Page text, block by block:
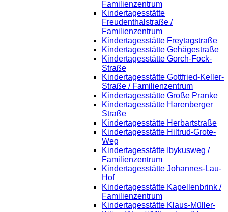
Familienzentrum
Kindertagesstätte
Freudenthalstraße /
Familienzentrum
Kindertagesstätte Freytagstraße
Kindertagesstätte Gehägestraße
Kindertagesstätte Gorch-Fock-
Straße
Kindertagesstätte Gottfried-Keller-
Straße / Familienzentrum
Kindertagesstätte Große Pranke
Kindertagesstätte Harenberger
Straße
Kindertagesstätte Herbartstraße
Kindertagesstätte Hiltrud-Grote-
Weg
Kindertagesstätte Ibykusweg /
Familienzentrum
Kindertagesstätte Johannes-Lau-
Hof
Kindertagesstätte Kapellenbrink /
Familienzentrum
Kindertagesstätte Klaus-Müller-